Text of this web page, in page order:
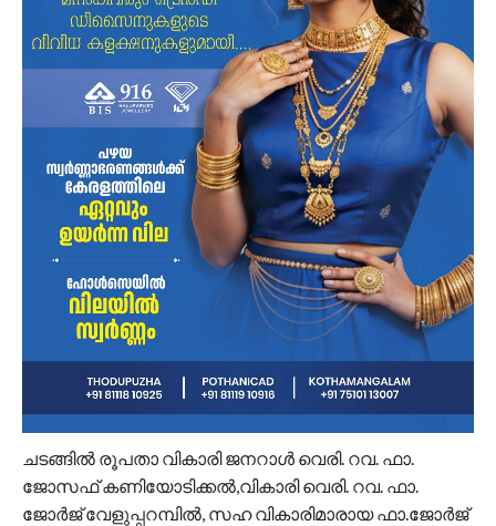
ചടങ്ങിൽ രൂപതാ വികാരി ജനറാൾ വെരി. റവ. ഫാ.
ജോസഫ് കണിയോടിക്കൽ,വികാരി വെരി. റവ. ഫാ.
ജോർജ് വേളുപ്പറമ്പിൽ, സഹ വികാരിമാരായ ഫാ.ജോർജ്